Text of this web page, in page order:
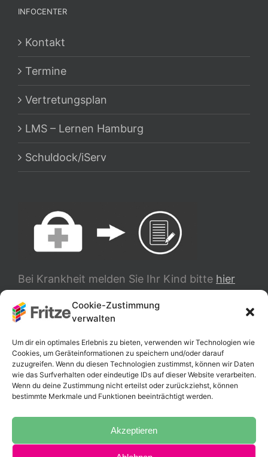
Cookie-Zustimmung
verwalten
Um dir ein optimales Erlebnis zu bieten, verwenden wir Technologien wie
Cookies, um Geräteinformationen zu speichern und/oder darauf
zuzugreifen. Wenn du diesen Technologien zustimmst, können wir Daten
wie das Surfverhalten oder eindeutige IDs auf dieser Website verarbeiten.
Wenn du deine Zustimmung nicht erteilst oder zurückziehst, können
bestimmte Merkmale und Funktionen beeinträchtigt werden.
Akzeptieren
INFOCENTER
Kontakt
Termine
Vertretungsplan
LMS – Lernen Hamburg
Schuldock/iServ
Bei Krankheit melden Sie Ihr Kind bitte hier
TRANSLATE